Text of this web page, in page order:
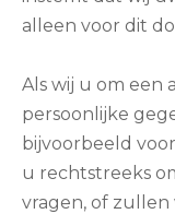
alleen voor dit
Als wij u om een
persoonlijke
bijvoorbeeld
u rechtstreeks
vragen, of